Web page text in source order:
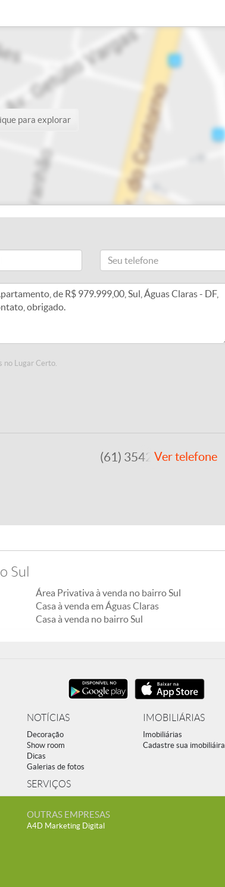
para explorar
no Lugar Certo.
(61) 3542-1877Ver telefone
Sul
Área Privativa à venda no bairro Sul
Casa à venda em Águas Claras
Casa à venda no bairro Sul
NOTÍCIAS
Decoração
Show room
Dicas
Galerias de fotos
SERVIÇOS
IMOBILIÁRIAS
Imobiliárias
Cadastre sua imobiliáira
OUTRAS EMPRESAS
A4D Marketing Digital